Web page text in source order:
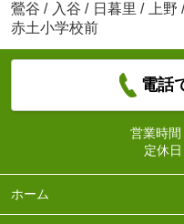
鶯谷 / 入谷 / 日暮里 / 上野 /
赤土小学校前
電話
営業時間
定休日
ホーム